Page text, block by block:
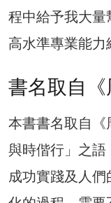
程中給予我大量
高水準專業能力
書名取自《
本書書名取自《
與時偕行」之語
成功實踐及人